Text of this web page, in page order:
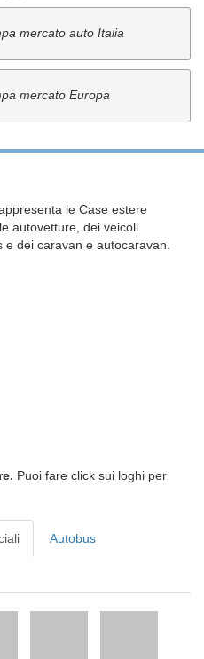
mercato auto Italia
mercato Europa
le Case estere
autovetture, dei veicoli
dei caravan e autocaravan.
Puoi fare click sui loghi per
Autobus